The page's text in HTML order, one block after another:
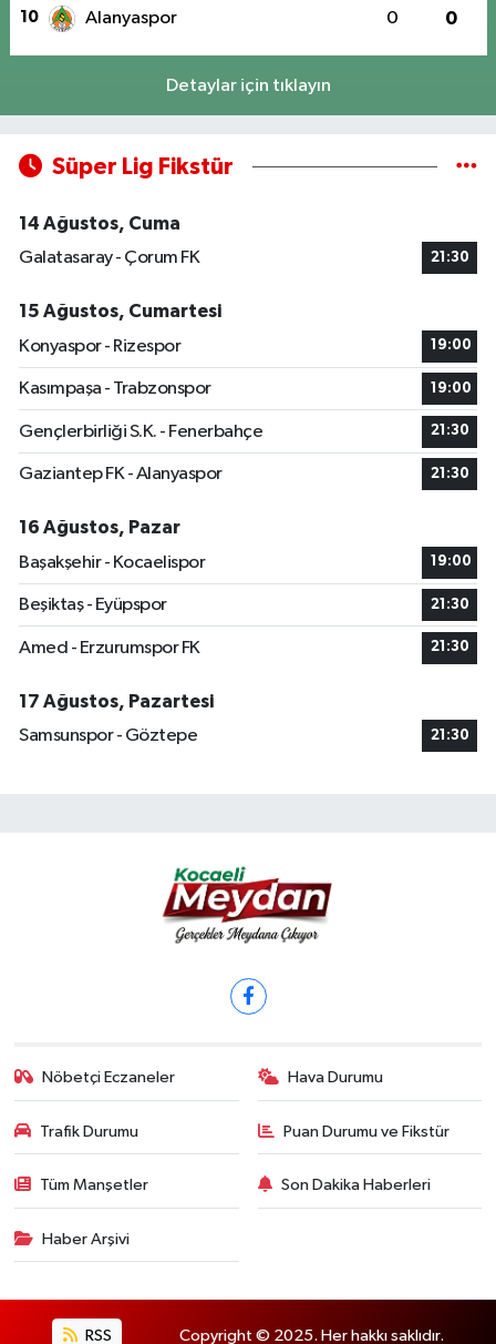
10 Alanyaspor 0 0
Detaylar için tıklayın
Süper Lig Fikstür
14 Ağustos, Cuma
Galatasaray - Çorum FK
21:30
15 Ağustos, Cumartesi
Konyaspor - Rizespor
19:00
Kasımpaşa - Trabzonspor 19:00
Gençlerbirliği S.K. - Fenerbahçe 21:30
Gaziantep FK - Alanyaspor 21:30
16 Ağustos, Pazar
Başakşehir - Kocaelispor
19:00
Beşiktaş - Eyüpspor 21:30
Amed - Erzurumspor FK 21:30
17 Ağustos, Pazartesi
Samsunspor - Göztepe
21:30
Nöbetçi Eczaneler Hava Durumu
Trafik Durumu Puan Durumu ve Fikstür
Tüm Manşetler Son Dakika Haberleri
Haber Arşivi
RSS Copyright © 2025. Her hakkı saklıdır.